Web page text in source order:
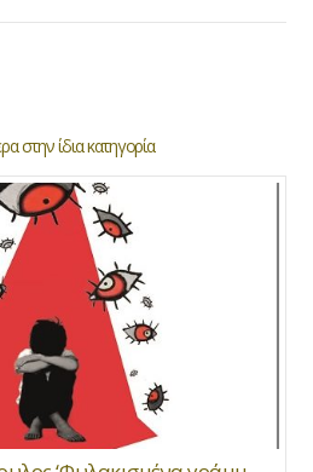
στην ίδια κατηγορία